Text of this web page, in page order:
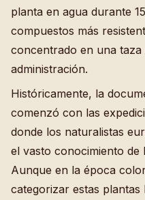
planta en agua durante
compuestos más
concentrado en una taza
administración.
Históricamente, la
comenzó con las
donde los naturalistas
el vasto conocimiento de
Aunque en la época
categorizar estas